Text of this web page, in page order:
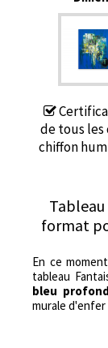
de tous les
chiffon
format
En ce
tableau
bleu profond
murale d'enfer